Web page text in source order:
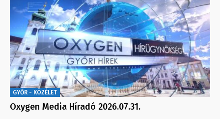
GYŐR - KÖZÉLET
Oxygen Media Híradó 2026.07.31.